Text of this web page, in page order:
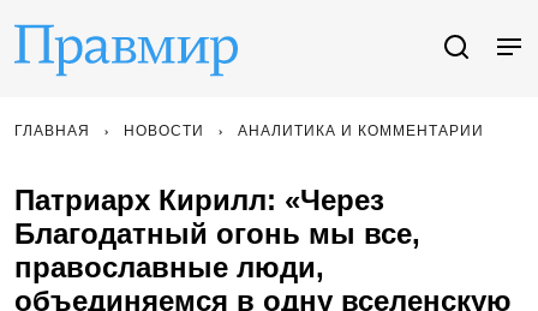
ГЛАВНАЯ НОВОСТИ АНАЛИТИКА И КОММЕНТАРИИ
Патриарх Кирилл: «Через
Благодатный огонь мы все,
православные люди,
объединяемся в одну вселенскую